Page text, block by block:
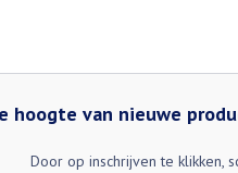
hoogte van nieuwe
Door op inschrijven te klikken,